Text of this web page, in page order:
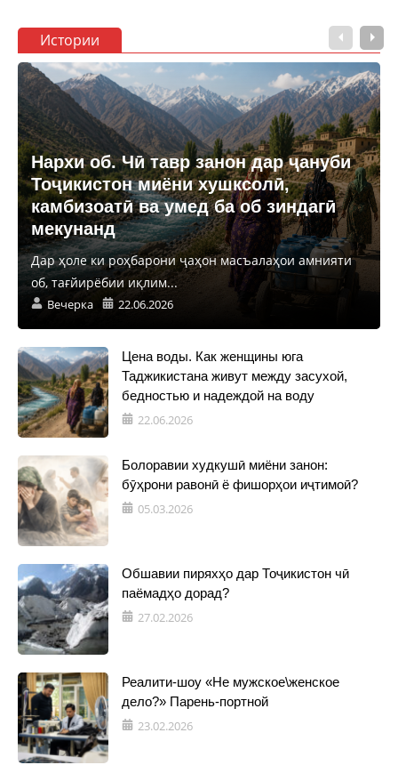
Истории
Нархи об. Чӣ тавр занон дар ҷануби
Тоҷикистон миёни хушксолӣ,
камбизоатӣ ва умед ба об зиндагӣ
мекунанд
Дар ҳоле ки роҳбарони ҷаҳон масъалаҳои амнияти
об, тағйирёбии иқлим...
Вечерка 22.06.2026
Цена воды. Как женщины юга
Таджикистана живут между засухой,
бедностью и надеждой на воду
22.06.2026
Болоравии худкушӣ миёни занон:
бӯҳрони равонӣ ё фишорҳои иҷтимоӣ?
05.03.2026
Обшавии пиряхҳо дар Тоҷикистон чӣ
паёмадҳо дорад?
27.02.2026
Реалити-шоу «Не мужское\женское
дело?» Парень-портной
23.02.2026